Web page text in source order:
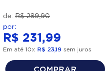
R$ 289,90
R$ 231,99
Em até 10x R$ 23,19 sem juros
COMPRAR